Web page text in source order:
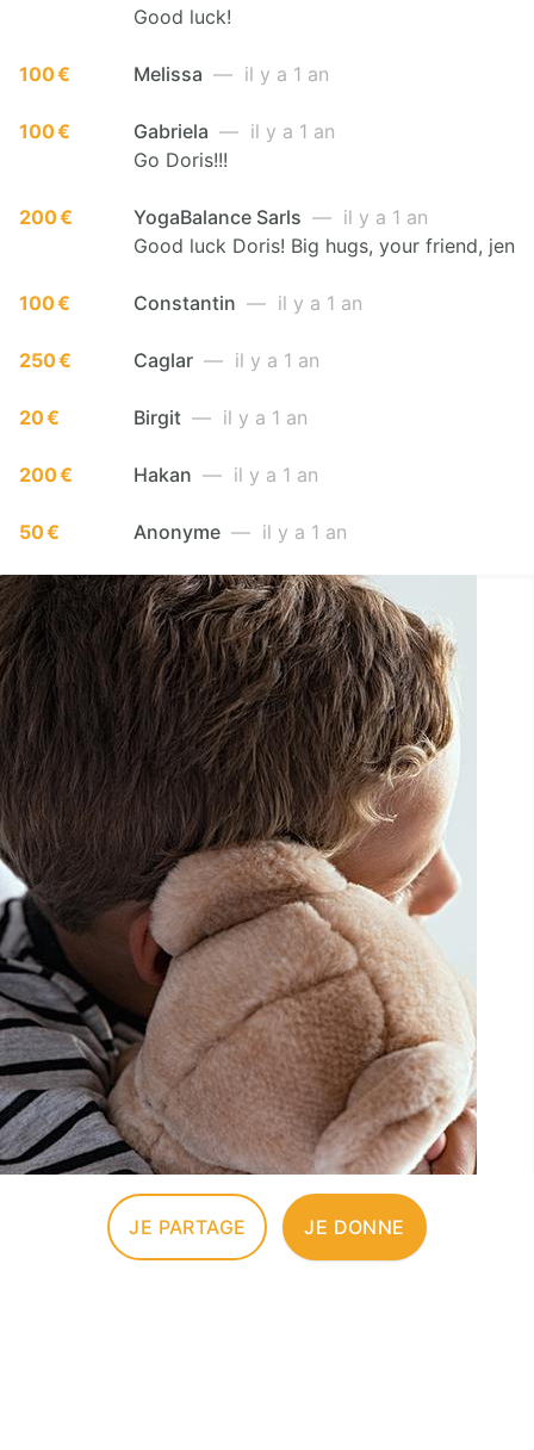
Good luck!
100 € Melissa — il y a 1 an
100 € Gabriela — il y a 1 an
Go Doris!!!
200 € YogaBalance Sarls — il y a 1 an
Good luck Doris! Big hugs, your friend, jen
100 € Constantin — il y a 1 an
250 € Caglar — il y a 1 an
20 € Birgit — il y a 1 an
200 € Hakan — il y a 1 an
50 € Anonyme — il y a 1 an
JE PARTAGE JE DONNE